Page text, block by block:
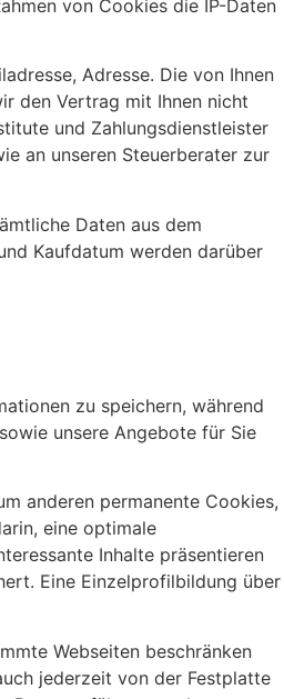
von Cookies die IP-Daten
Adresse. Die von Ihnen
den Vertrag mit Ihnen nicht
und Zahlungsdienstleister
an unseren Steuerberater zur
Daten aus dem
Kaufdatum werden darüber
zu speichern, während
unsere Angebote für Sie
anderen permanente Cookies,
eine optimale
Inhalte präsentieren
Eine Einzelprofilbildung über
Webseiten beschränken
jederzeit von der Festplatte